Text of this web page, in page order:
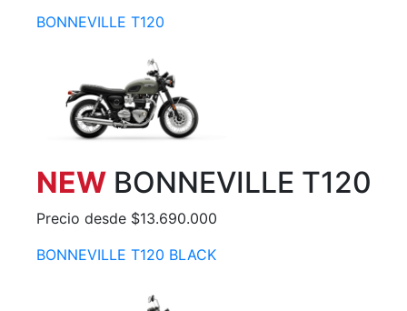
BONNEVILLE T120
NEW BONNEVILLE T120
Precio desde $13.690.000
BONNEVILLE T120 BLACK